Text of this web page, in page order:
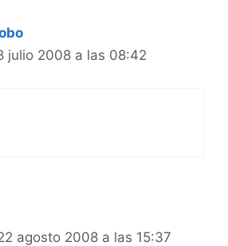
julio 2008 a las 08:42
agosto 2008 a las 15:37